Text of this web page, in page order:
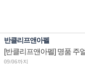
반클리프앤아펠
09/06까지